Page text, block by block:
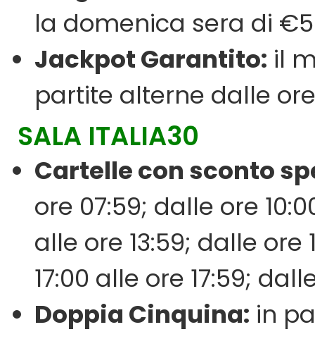
la domenica sera di
Jackpot Garantito: il
partite alterne dalle
SALA ITALIA30
Cartelle con sconto
ore 07:59; dalle ore
alle ore 13:59; dalle ore
17:00 alle ore 17:59;
Doppia Cinquina: in